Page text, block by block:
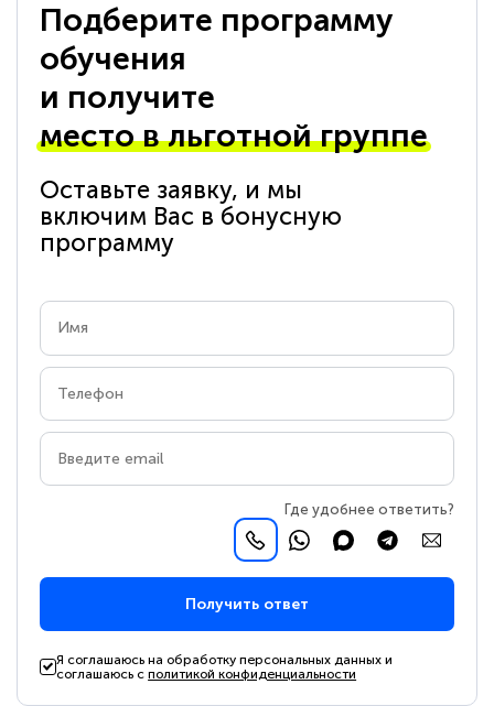
Подберите программу
обучения
и получите
место в льготной группе
Оставьте заявку, и мы
включим Вас в бонусную
программу
Где удобнее ответить?
Получить ответ
Я соглашаюсь на обработку персональных данных и
соглашаюсь сполитикой конфиденциальности